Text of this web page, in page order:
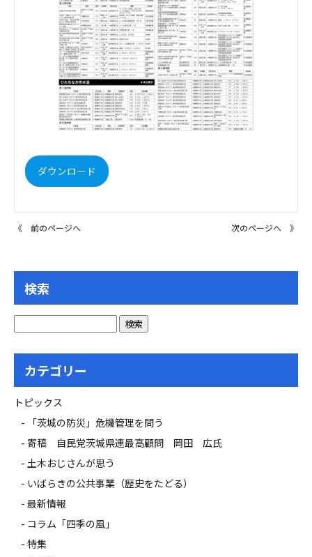
ダウンロード
《 前のページへ 次のページへ 》
検索
カテゴリー
トピックス
「茨城の防災」危機管理を問う
寄稿 自民党茨城県連最高顧問 岡田 広氏
土木おじさんが思う
いばらきの公共事業（歴史をたどる）
最新情報
コラム「四季の風」
特集